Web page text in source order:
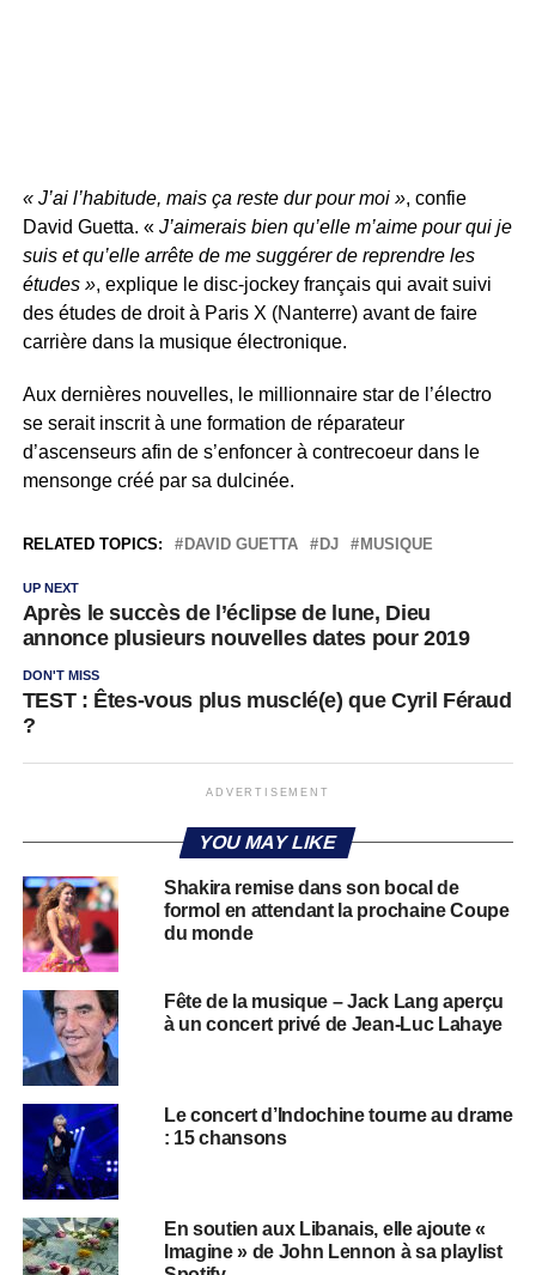
« J’ai l’habitude, mais ça reste dur pour moi », confie
David Guetta. «J’aimerais bien qu’elle m’aime pour qui je
suis et qu’elle arrête de me suggérer de reprendre les
études », explique le disc-jockey français qui avait suivi
des études de droit à Paris X (Nanterre) avant de faire
carrière dans la musique électronique.
Aux dernières nouvelles, le millionnaire star de l’électro
se serait inscrit à une formation de réparateur
d’ascenseurs afin de s’enfoncer à contrecoeur dans le
mensonge créé par sa dulcinée.
RELATED TOPICS: DAVID GUETTA DJ MUSIQUE
UP NEXT
Après le succès de l’éclipse de lune, Dieu
annonce plusieurs nouvelles dates pour 2019
DON'T MISS
TEST : Êtes-vous plus musclé(e) que Cyril Féraud
?
ADVERTISEMENT
YOU MAY LIKE
Shakira remise dans son bocal de
formol en attendant la prochaine Coupe
du monde
Fête de la musique – Jack Lang aperçu
à un concert privé de Jean-Luc Lahaye
Le concert d’Indochine tourne au drame
: 15 chansons
​​En soutien aux Libanais, elle ajoute «
Imagine » de John Lennon à sa playlist